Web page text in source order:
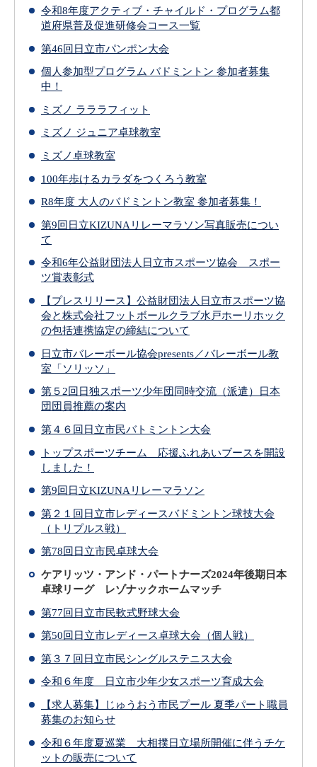
令和8年度アクティブ・チャイルド・プログラム都
道府県普及促進研修会コース一覧
第46回日立市パンポン大会
個人参加型プログラム バドミントン 参加者募集
中！
ミズノ ラララフィット
ミズノ ジュニア卓球教室
ミズノ卓球教室
100年歩けるカラダをつくろう教室
R8年度 大人のバドミントン教室 参加者募集！
第9回日立KIZUNAリレーマラソン写真販売につい
て
令和6年公益財団法人日立市スポーツ協会 スポー
ツ賞表彰式
【プレスリリース】公益財団法人日立市スポーツ協
会と株式会社フットボールクラブ水戸ホーリホック
の包括連携協定の締結について
日立市バレーボール協会presents／バレーボール教
室「ソリッソ」
第５2回日独スポーツ少年団同時交流（派遣）日本
団団員推薦の案内
第４６回日立市民バトミントン大会
トップスポーツチーム 応援ふれあいブースを開設
しました！
第9回日立KIZUNAリレーマラソン
第２１回日立市レディースバドミントン球技大会
（トリプルス戦）
第78回日立市民卓球大会
ケアリッツ・アンド・パートナーズ2024年後期日本
卓球リーグ レゾナックホームマッチ
第77回日立市民軟式野球大会
第50回日立市レディース卓球大会（個人戦）
第３７回日立市民シングルステニス大会
令和６年度 日立市少年少女スポーツ育成大会
【求人募集】じゅうおう市民プール 夏季パート職員
募集のお知らせ
令和６年度夏巡業 大相撲日立場所開催に伴うチケ
ットの販売について